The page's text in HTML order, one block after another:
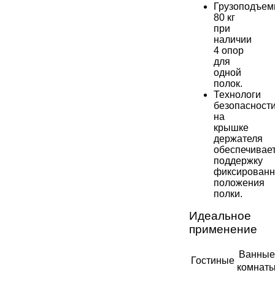
80 кг
при
наличии
4 опор
для
одной
полок.
Технологи
на
крышке
держателя
поддержку
положения
полки.
Идеальное
применение
Гостиные
Ванные